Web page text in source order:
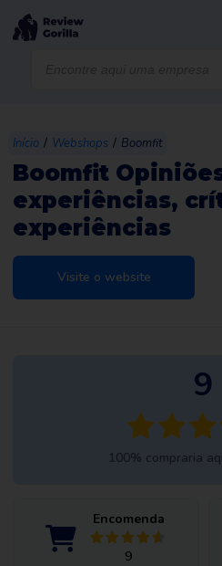
Início / Webshops / Boomfit
Boomfit
experiências,
experiências
Visite o website
Encomenda
9
9
100% compraria